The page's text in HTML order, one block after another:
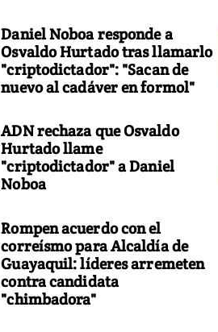
Daniel Noboa responde a
Osvaldo Hurtado tras llamarlo
"criptodictador": "Sacan de
nuevo al cadáver en formol"
ADN rechaza que Osvaldo
Hurtado llame
"criptodictador" a Daniel
Noboa
Rompen acuerdo con el
correísmo para Alcaldía de
Guayaquil: líderes arremeten
contra candidata
"chimbadora"